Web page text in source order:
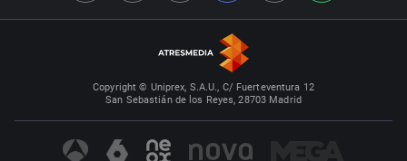
Copyright © Uniprex, S.A.U., C/ Fuerteventura 12
San Sebastián de los Reyes, 28703 Madrid